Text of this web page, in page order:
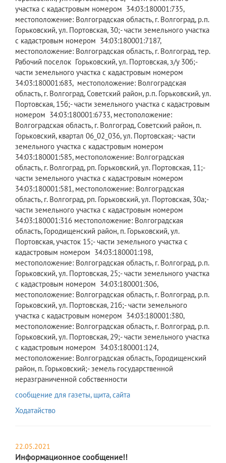
участка с кадастровым номером 34:03:180001:735,
местоположение: Волгоградская область, г. Волгоград, р.п.
Горьковский, ул. Портовская, 30;- части земельного участка
с кадастровым номером 34:03:180001:7187,
местоположение: Волгоградская область, г. Волгоград, тер.
Рабочий поселок Горьковский, ул. Портовская, з/у 30б;-
части земельного участка с кадастровым номером
34:03:180001:683, местоположение: Волгоградская
область, г. Волгоград, Советский район, р.п. Горьковский, ул.
Портовская, 15б;- части земельного участка с кадастровым
номером 34:03:180001:6733, местоположение:
Волгоградская область, г. Волгоград, Советский район, п.
Горьковский, квартал 06_02_036, ул. Портовская;- части
земельного участка с кадастровым номером
34:03:180001:585, местоположение: Волгоградская
область, г. Волгоград, рп. Горьковский, ул. Портовская, 11;-
части земельного участка с кадастровым номером
34:03:180001:581, местоположение: Волгоградская
область, г. Волгоград, рп. Горьковский, ул. Портовская, 30а;-
части земельного участка с кадастровым номером
34:03:180001:316 местоположение: Волгоградская
область, Городищенский район, п. Горьковский, ул.
Портовская, участок 15;- части земельного участка с
кадастровым номером 34:03:180001:198,
местоположение: Волгоградская область, г. Волгоград, р.п.
Горьковский, ул. Портовская, 25;- части земельного участка
с кадастровым номером 34:03:180001:306,
местоположение: Волгоградская область, г. Волгоград, р.п.
Горьковский, ул. Портовская, 21б;- части земельного
участка с кадастровым номером 34:03:180001:380,
местоположение: Волгоградская область, г. Волгоград, р.п.
Горьковский, ул. Портовская, 29;- части земельного участка
с кадастровым номером 34:03:180001:124,
местоположение: Волгоградская область, Городищенский
район, п. Горьковский;- земель государственной
неразграниченной собственности
сообщение для газеты, щита, сайта
Ходатайство
22.05.2021
Информационное сообщение!!